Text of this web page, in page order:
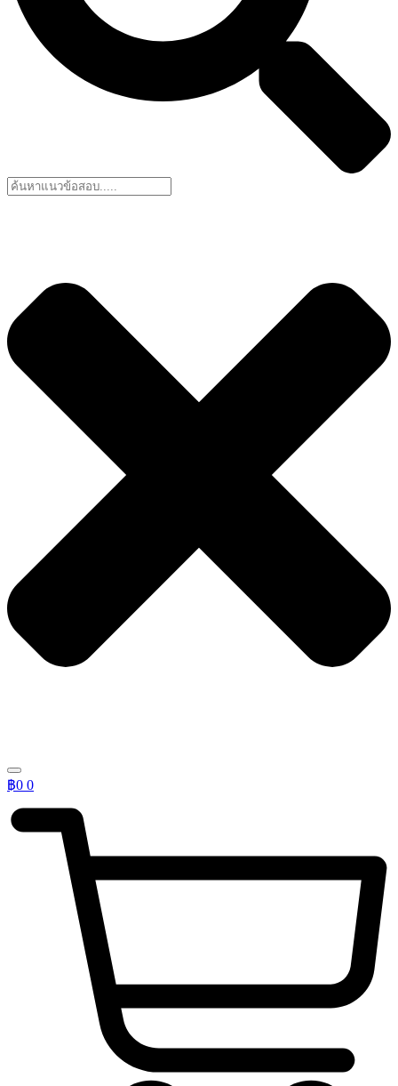
฿0 0